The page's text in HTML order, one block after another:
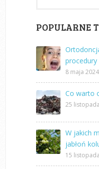
POPULARNE
8 maja 2024
Co warto
25
W jakich
jabłoń
15